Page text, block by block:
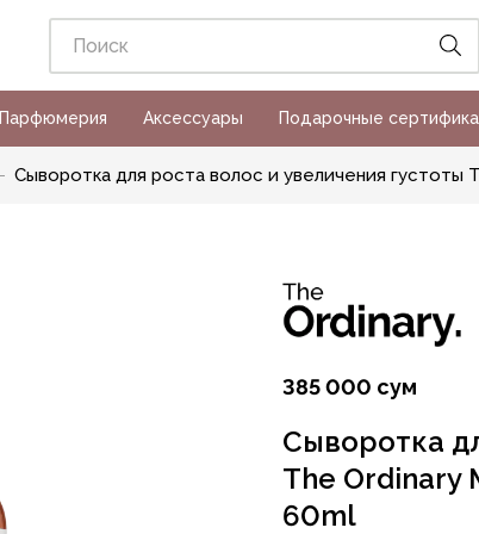
Парфюмерия Аксессуары Подарочные
Сыворотка для роста волос и увеличения
385 000 сум
Сыворотка
The Ordinary
60ml